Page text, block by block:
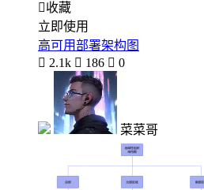
收藏
立即使用
高可用部署架构图
 2.1k  186  0
菜菜哥